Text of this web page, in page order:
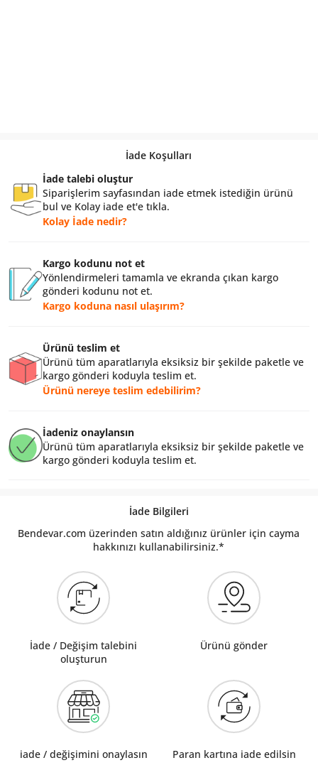
İade Koşulları
İade talebi oluştur
Siparişlerim sayfasından iade etmek istediğin ürünü
bul ve Kolay iade et'e tıkla.
Kolay İade nedir?
Kargo kodunu not et
Yönlendirmeleri tamamla ve ekranda çıkan kargo
gönderi kodunu not et.
Kargo koduna nasıl ulaşırım?
Ürünü teslim et
Ürünü tüm aparatlarıyla eksiksiz bir şekilde paketle ve
kargo gönderi koduyla teslim et.
Ürünü nereye teslim edebilirim?
İadeniz onaylansın
Ürünü tüm aparatlarıyla eksiksiz bir şekilde paketle ve
kargo gönderi koduyla teslim et.
İade Bilgileri
Bendevar.com üzerinden satın aldığınız ürünler için cayma
hakkınızı kullanabilirsiniz.*
İade / Değişim talebini
oluşturun
Ürünü gönder
iade / değişimini onaylasın Paran kartına iade edilsin